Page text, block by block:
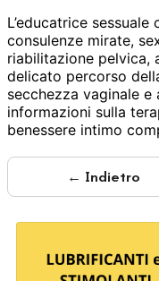
L’educatrice
consulenze mirate,
riabilitazione pelvica,
delicato percorso
secchezza vaginale
informazioni sulla
benessere intimo
← Indietro